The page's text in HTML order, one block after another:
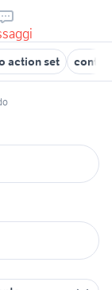
action set